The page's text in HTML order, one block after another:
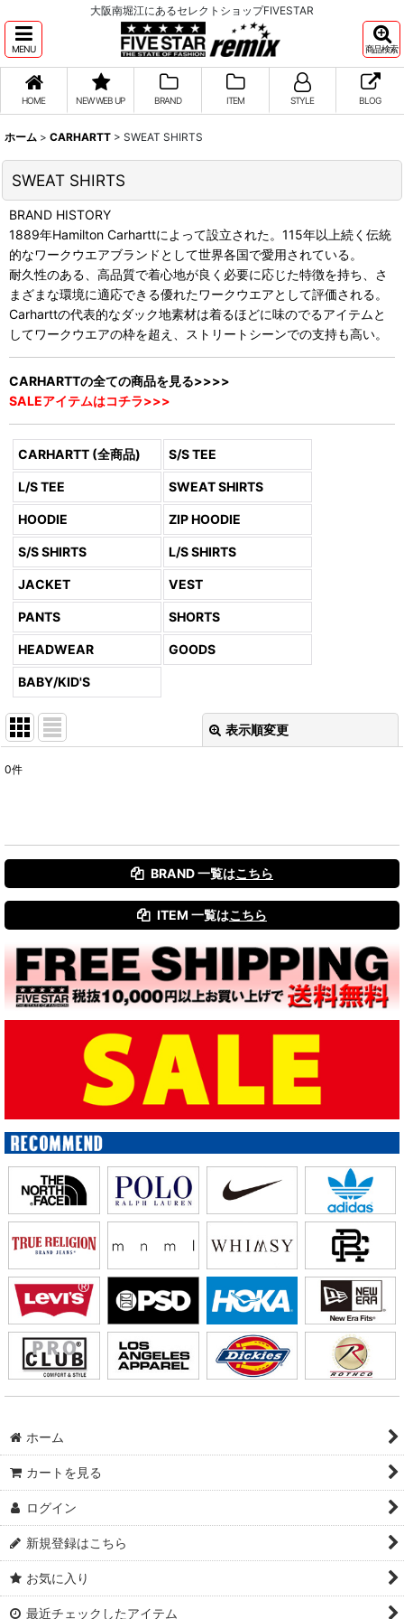
大阪南堀江にあるセレクトショップFIVESTAR
MENU 商品検索
HOME NEW WEB UP BRAND ITEM STYLE BLOG
ホーム > CARHARTT > SWEAT SHIRTS
SWEAT SHIRTS
BRAND HISTORY
1889年Hamilton Carharttによって設立された。115年以上続く伝統
的なワークウエアブランドとして世界各国で愛用されている。
耐久性のある、高品質で着心地が良く必要に応じた特徴を持ち、さ
まざまな環境に適応できる優れたワークウエアとして評価される。
Carharttの代表的なダック地素材は着るほどに味のでるアイテムと
してワークウエアの枠を超え、ストリートシーンでの支持も高い。
CARHARTTの全ての商品を見る>>>>
SALEアイテムはコチラ>>>
CARHARTT (全商品) S/S TEE
L/S TEE SWEAT SHIRTS
HOODIE ZIP HOODIE
S/S SHIRTS L/S SHIRTS
JACKET VEST
PANTS SHORTS
HEADWEAR GOODS
BABY/KID'S
表示順変更
絞り込む
0件
BRAND 一覧はこちら
ITEM 一覧はこちら
ホーム
カートを見る
ログイン
新規登録はこちら
お気に入り
最近チェックしたアイテム